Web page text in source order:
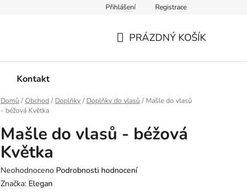
Podmínky ochrany osobních údajů Ověřování recenzí
Přihlášení Registrace
PRÁZDNÝ KOŠÍK
Kontakt
Domů / Obchod / Doplňky / Doplňky do vlasů / Mašle do vlasů
- béžová Květka
Mašle do vlasů - béžová
Květka
Průměrné
hodnocení
Neohodnoceno Podrobnosti hodnocení
Značka: Elegan